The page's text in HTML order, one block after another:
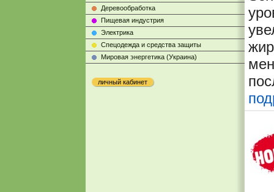
Деревообработка
Пищевая индустрия
Электрика
Cпецодежда и средства защиты
Мировая энергетика (Украина)
личный кабинет